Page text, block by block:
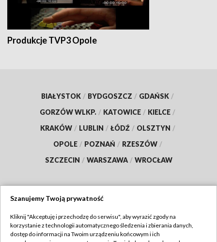
Produkcje TVP3 Opole
BIAŁYSTOK / BYDGOSZCZ / GDAŃSK /
GORZÓW WLKP. / KATOWICE / KIELCE /
KRAKÓW / LUBLIN / ŁÓDŹ / OLSZTYN /
OPOLE / POZNAŃ / RZESZÓW /
SZCZECIN / WARSZAWA / WROCŁAW
TVP
Szanujemy Twoją prywatność
Kliknij "Akceptuję i przechodzę do serwisu", aby wyrazić zgody na
korzystanie z technologii automatycznego śledzenia i zbierania danych,
dostęp do informacji na Twoim urządzeniu końcowym i ich